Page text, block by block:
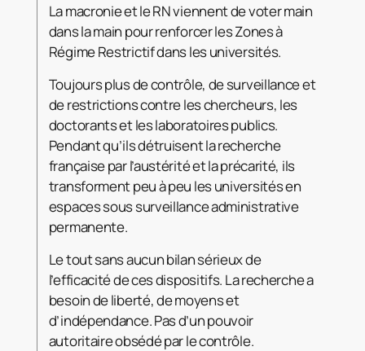
La macronie et le RN viennent de voter main
dans la main pour renforcer les Zones à
Régime Restrictif dans les universités.
Toujours plus de contrôle, de surveillance et
de restrictions contre les chercheurs, les
doctorants et les laboratoires publics.
Pendant qu’ils détruisent la recherche
française par l’austérité et la précarité, ils
transforment peu à peu les universités en
espaces sous surveillance administrative
permanente.
Le tout sans aucun bilan sérieux de
l’efficacité de ces dispositifs. La recherche a
besoin de liberté, de moyens et
d’indépendance. Pas d’un pouvoir
autoritaire obsédé par le contrôle.